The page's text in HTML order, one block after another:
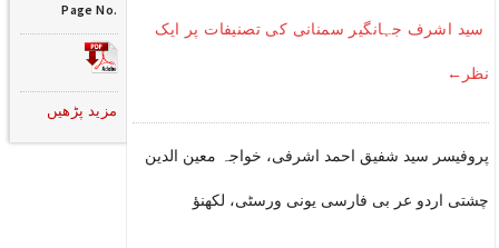
سید اشرف جہانگیر سمنانی کی تصنیفات پر ایک
نظر←
پروفیسر سید شفیق احمد اشرفی، خواجہ معین الدین
چشتی اردو عر بی فارسی یونی ورسٹی، لکھنؤ
Page No.
مزید پڑھیں